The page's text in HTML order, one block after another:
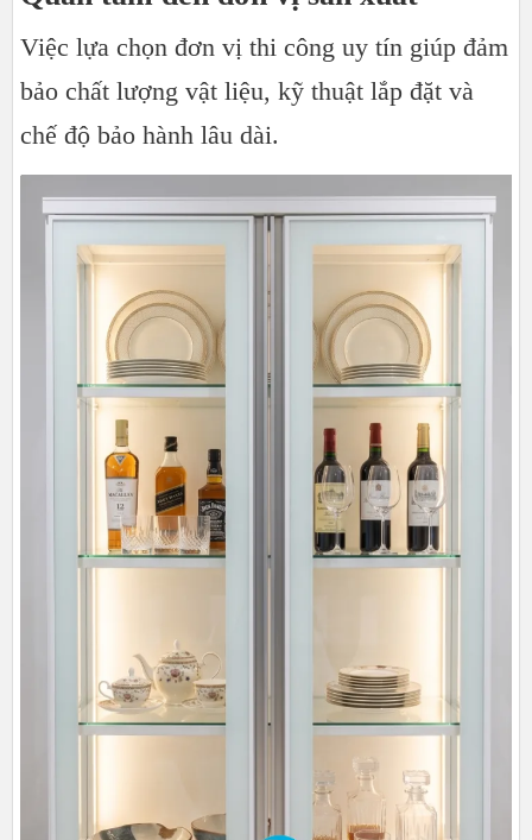
Việc lựa chọn đơn vị thi công uy tín giúp đảm
bảo chất lượng vật liệu, kỹ thuật lắp đặt và
chế độ bảo hành lâu dài.